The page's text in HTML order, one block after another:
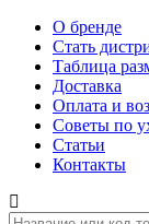
О бренде
Стать
Таблица
Доставка
Оплата и
Советы по
Статьи
Контакты